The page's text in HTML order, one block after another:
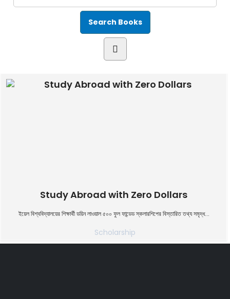
Study Abroad with Zero Dollars
ইয়েল বিশ্ববিদ্যালয়ের শিক্ষার্থী ডয়িন লাওয়াল ৫০০ ফুল ফান্ডেড স্কলারশিপের বিস্তারিত তথ্য সমৃদ্ধ...
Scholarship